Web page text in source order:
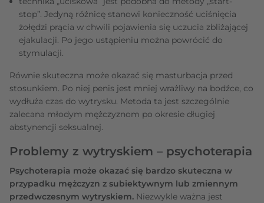
stop”. Jedyną różnicę stanowi konieczność uciśnięcia
żołędzi prącia w chwili pojawienia się uczucia zbliżającej
ejakulacji. Po jego ustąpieniu można powrócić do
stymulacji.
Równie skuteczna może okazać się masturbacja przed
stosunkiem. Po niej penis jest mniej wrażliwy na bodźce, co
wydłuża czas do wytrysku. Metoda ta jest szczególnie
zalecana młodym mężczyznom po okresie długiej
abstynencji seksualnej.
Problemy z wytryskiem – psychoterapia
Psychoterapia może okazać się bardzo skuteczna w
przypadku mężczyzn z subiektywnym lub zmiennym
przedwczesnym wytryskiem. Niezwykle ważna jest